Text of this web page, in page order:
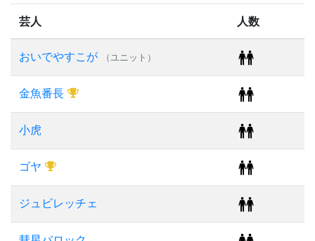
芸人 人数
おいでやすこが （ユニット）
金魚番長
小虎
ゴヤ
ジュビレッチェ